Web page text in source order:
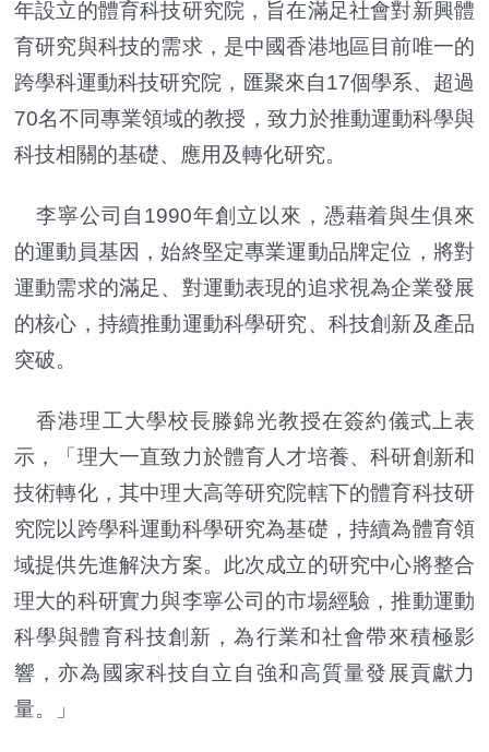
年設立的體育科技研究院，旨在滿足社會對新興體
育研究與科技的需求，是中國香港地區目前唯一的
跨學科運動科技研究院，匯聚來自17個學系、超過
70名不同專業領域的教授，致力於推動運動科學與
科技相關的基礎、應用及轉化研究。
李寧公司自1990年創立以來，憑藉着與生俱來
的運動員基因，始終堅定專業運動品牌定位，將對
運動需求的滿足、對運動表現的追求視為企業發展
的核心，持續推動運動科學研究、科技創新及產品
突破。
香港理工大學校長滕錦光教授在簽約儀式上表
示，「理大一直致力於體育人才培養、科研創新和
技術轉化，其中理大高等研究院轄下的體育科技研
究院以跨學科運動科學研究為基礎，持續為體育領
域提供先進解決方案。此次成立的研究中心將整合
理大的科研實力與李寧公司的市場經驗，推動運動
科學與體育科技創新，為行業和社會帶來積極影
響，亦為國家科技自立自強和高質量發展貢獻力
量。」